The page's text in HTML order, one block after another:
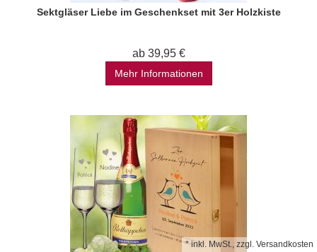
Sektgläser Liebe im Geschenkset mit 3er Holzkiste
ab 39,95 €
Mehr Informationen
*inkl. MwSt., zzgl. Versandkosten